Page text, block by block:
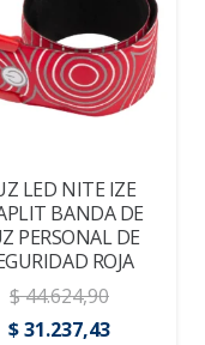
$ 76.013,74.
$
LED NITE IZE
BANDA DE
PERSONAL DE
ROJA
$44.624,90
El
$31.237,43El